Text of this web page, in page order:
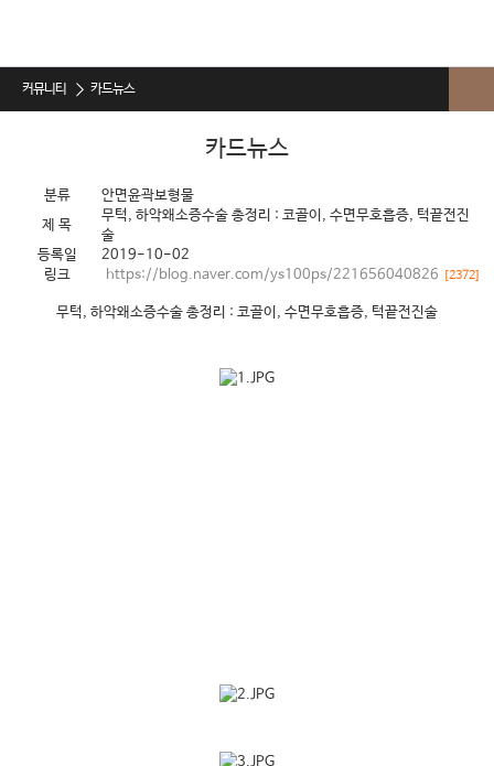
커뮤니티 카드뉴스
자주하는 질문
수술전후 주의사항
카드뉴스
분류
안면윤곽보형물
제 목
무턱, 하악왜소증수술 총정리 : 코골이, 수면무호흡증, 턱끝전진
술
등록일
2019-10-02
링크
https://blog.naver.com/ys100ps/221656040826 [2372]
무턱, 하악왜소증수술 총정리 : 코골이, 수면무호흡증, 턱끝전진술